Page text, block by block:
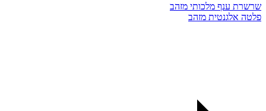
שרשרת ענף מלכותי מזהב
פלטה אלגנטית מזהב